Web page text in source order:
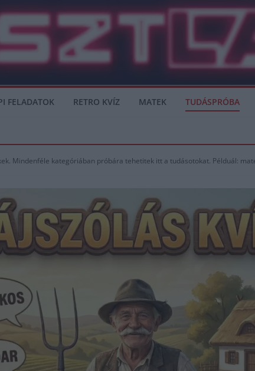
FELADATOK RETRO KVÍZ MATEK TUDÁSPRÓBA
Mindenféle kategóriában próbára tehetitek itt a tudásotokat. Példuál: